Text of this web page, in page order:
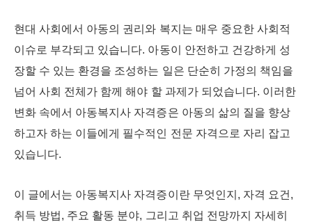
현대 사회에서 아동의 권리와 복지는 매우 중요한 사회적
이슈로 부각되고 있습니다. 아동이 안전하고 건강하게 성
장할 수 있는 환경을 조성하는 일은 단순히 가정의 책임을
넘어 사회 전체가 함께 해야 할 과제가 되었습니다. 이러한
변화 속에서 아동복지사 자격증은 아동의 삶의 질을 향상
하고자 하는 이들에게 필수적인 전문 자격으로 자리 잡고
있습니다.
이 글에서는 아동복지사 자격증이란 무엇인지, 자격 요건,
취득 방법, 주요 활동 분야, 그리고 취업 전망까지 자세히